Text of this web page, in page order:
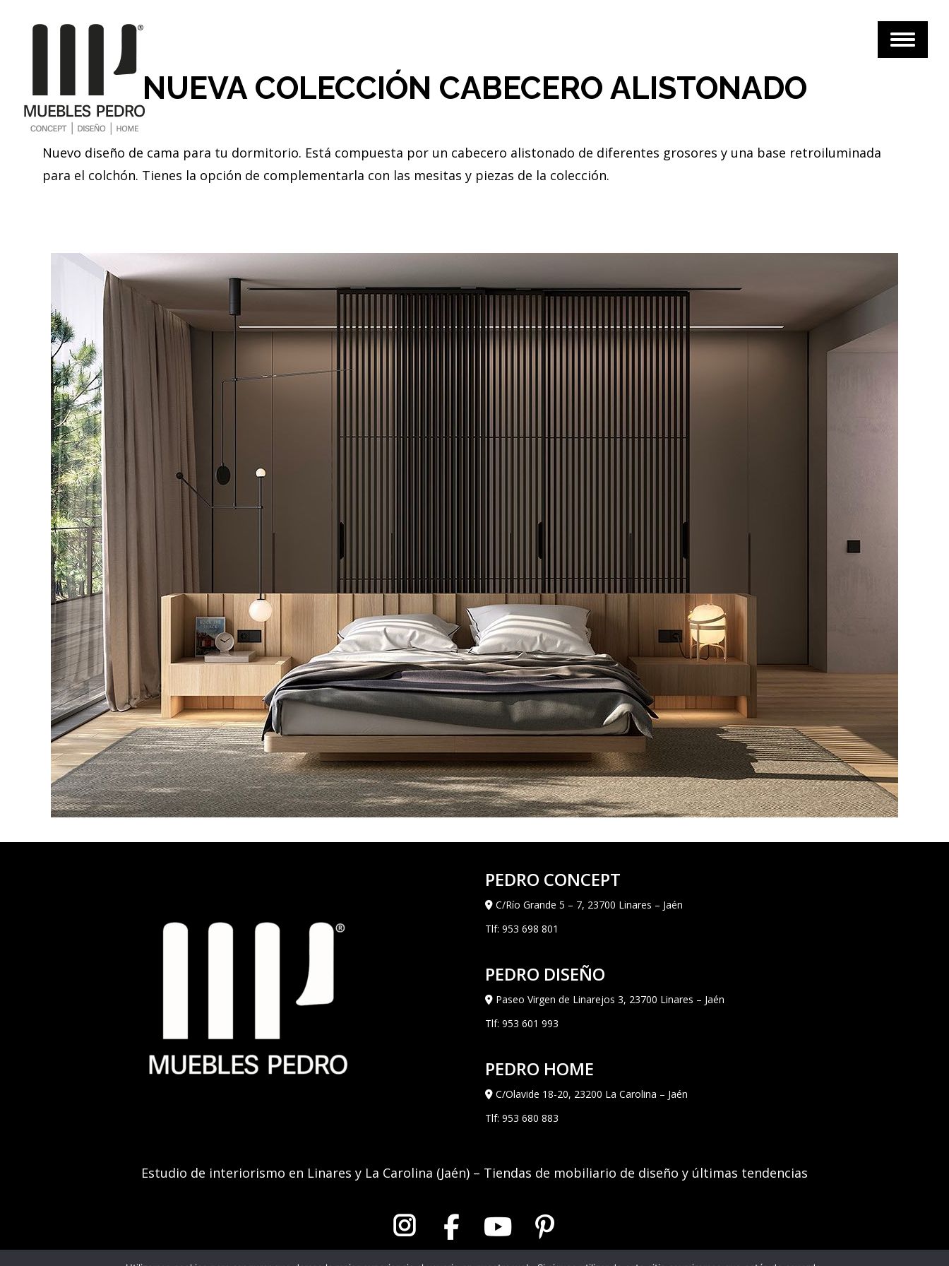
NUEVA COLECCIÓN CABECERO ALISTONADO
Nuevo diseño de cama para tu dormitorio. Está compuesta por un cabecero alistonado de diferentes grosores y una base retroiluminada
para el colchón. Tienes la opción de complementarla con las mesitas y piezas de la colección.
PEDRO CONCEPT
C/Río Grande 5 – 7, 23700 Linares – Jaén
Tlf: 953 698 801
PEDRO DISEÑO
Paseo Virgen de Linarejos 3, 23700 Linares – Jaén
Tlf: 953 601 993
PEDRO HOME
C/Olavide 18-20, 23200 La Carolina – Jaén
Tlf: 953 680 883
Estudio de interiorismo en Linares y La Carolina (Jaén) – Tiendas de mobiliario de diseño y últimas tendencias